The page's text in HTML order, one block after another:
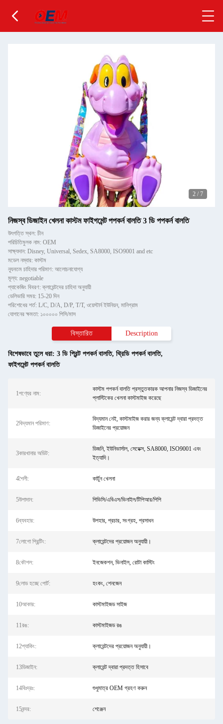
2 / 7
নিজস্ব ডিজাইন খেলনা কাস্টম ফাইগমেন্ট পপকর্ন বালতি 3 ডি পপকর্ন বালতি
উৎপত্তি স্থল: চীন
পরিচিতিমুলক নাম: OEM
সাক্ষ্যদান: Disney, Universal, Sedex, SA8000, ISO9001 and etc
মডেল নম্বার: কাস্টম
ন্যূনতম চাহিদার পরিমাণ: আলোচনাযোগ্য
মূল্য: negotiable
প্যাকেজিং বিবরণ: ক্লায়েন্টদের চাহিদা অনুযায়ী
ডেলিভারি সময়: 15-20 দিন
পরিশোধের শর্ত: L/C, D/A, D/P, T/T, ওয়েস্টার্ন ইউনিয়ন, মানিগ্রাম
যোগানের ক্ষমতা: ১০০০০০ পিসি/মাস
বিস্তারিত Description
বিশেষভাবে তুলে ধরা: 3 ডি প্রিন্ট পপকর্ন বালতি, থ্রিডি পপকর্ন বালতি,
ফাইগমেন্ট পপকর্ন বালতি
1পণ্যের নাম:
কাস্টম পপকর্ন বালতি প্রস্তুতকারক আপনার নিজস্ব ডিজাইনের
প্লাস্টিকের খেলনা কাস্টমাইজ করেছে
2বিদ্যমান পরিমাণ:
বিদ্যমান নেই, কাস্টমাইজ করার জন্য ক্লায়েন্ট দ্বারা প্রদত্ত
ডিজাইনের প্রয়োজন
3কারখানার অডিট:
ডিজনি, ইউনিভার্সাল, সেডেক্স, SA8000, ISO9001 এবং
ইত্যাদি।
4শৈলী: কার্টুন খেলনা
5উপাদান: পিভিসি/এবিএস/ভিনাইল/টিপিআর/পিপি
6ব্যবহার: উপহার, প্রচার, সংগ্রহ, প্রসাধন
7লোগো প্রিন্টিং: ক্লায়েন্টদের প্রয়োজন অনুযায়ী।
8কৌশল: ইনজেকশন, ভিনাইল, রোটা কাস্টিং
9লোড হচ্ছে পোর্ট: হংকং, শেনজেন
10আকার: কাস্টমাইজড সাইজ
11রঙ: কাস্টমাইজড রঙ
12প্যাকিং: ক্লায়েন্টদের প্রয়োজন অনুযায়ী।
13ডিজাইন: ক্লায়েন্ট দ্বারা প্রদত্ত হিসাবে
14বিঃদ্রঃ: শুধুমাত্র OEM গ্রহণ করুন
15বন্দর: শেঞ্জেন